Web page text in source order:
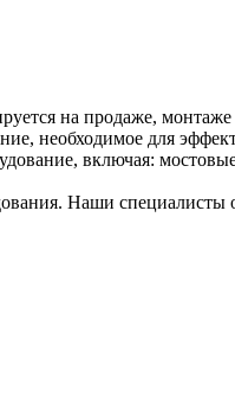
на продаже,
необходимое для
включая:
Наши специалисты